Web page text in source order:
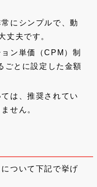
にシンプルで、動
丈夫です。
ン単価（CPM）制
ごとに設定した金額
は、推奨されてい
せん。
ついて下記で挙げ